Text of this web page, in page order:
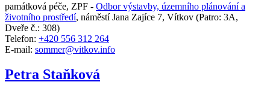
památková péče, ZPF - Odbor výstavby, územního plánování a
životního prostředí, náměstí Jana Zajíce 7, Vítkov (Patro: 3A,
Dveře č.: 308)
Telefon: +420 556 312 264
E-mail: sommer@vitkov.info
Petra Staňková